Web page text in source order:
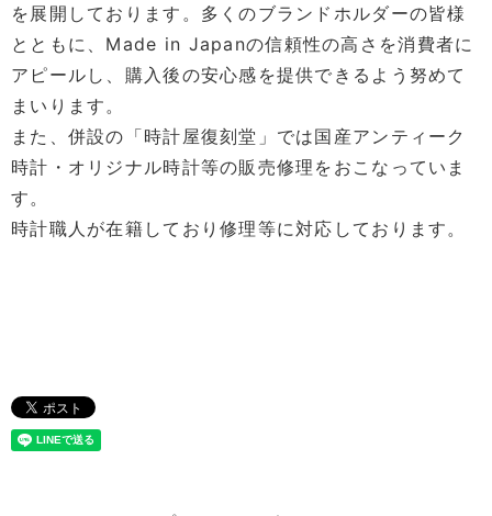
を展開しております。多くのブランドホルダーの皆様
とともに、Made in Japanの信頼性の高さを消費者に
アピールし、購入後の安心感を提供できるよう努めて
まいります。
また、併設の「時計屋復刻堂」では国産アンティーク
時計・オリジナル時計等の販売修理をおこなっていま
す。
時計職人が在籍しており修理等に対応しております。